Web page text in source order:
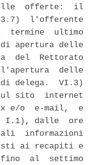
delle  offerte:  il
l'offerente
termine  ultimo
apertura delle
del  Rettorato
delle
delega.  VI.3)
sito  internet
e/o  e-mail,  e
I.1), dalle  ore
informazioni
ai recapiti e
al  settimo